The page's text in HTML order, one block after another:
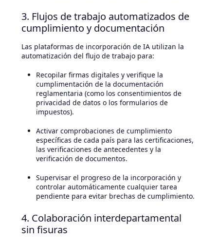
3. Flujos de trabajo automatizados de
cumplimiento y documentación
Las plataformas de incorporación de IA utilizan la
automatización del flujo de trabajo para:
Recopilar firmas digitales y verifique la
cumplimentación de la documentación
reglamentaria (como los consentimientos de
privacidad de datos o los formularios de
impuestos).
Activar comprobaciones de cumplimiento
específicas de cada país para las certificaciones,
las verificaciones de antecedentes y la
verificación de documentos.
Supervisar el progreso de la incorporación y
controlar automáticamente cualquier tarea
pendiente para evitar brechas de cumplimiento.
4. Colaboración interdepartamental
sin fisuras